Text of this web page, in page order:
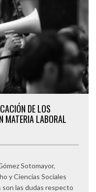
DE LOS
MATERIA LABORAL
Sotomayor,
y Ciencias Sociales
son las dudas respecto